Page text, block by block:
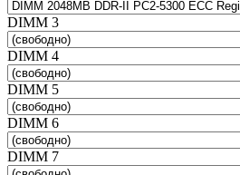
DIMM 3
DIMM 4
DIMM 5
DIMM 6
DIMM 7